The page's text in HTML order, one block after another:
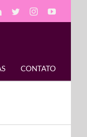
LinkedIn
TwitterInstagramYouTube
CONTATO